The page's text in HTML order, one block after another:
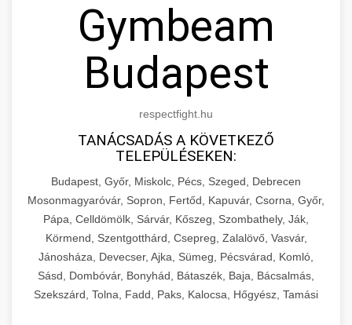
Gymbeam
Budapest
respectfight.hu
TANÁCSADÁS A KÖVETKEZŐ
TELEPÜLÉSEKEN:
Budapest, Győr, Miskolc, Pécs, Szeged, Debrecen
Mosonmagyaróvár, Sopron, Fertőd, Kapuvár, Csorna, Győr,
Pápa, Celldömölk, Sárvár, Kőszeg, Szombathely, Ják,
Körmend, Szentgotthárd, Csepreg, Zalalövő, Vasvár,
Jánosháza, Devecser, Ajka, Sümeg, Pécsvárad, Komló,
Sásd, Dombóvár, Bonyhád, Bátaszék, Baja, Bácsalmás,
Szekszárd, Tolna, Fadd, Paks, Kalocsa, Hőgyész, Tamási